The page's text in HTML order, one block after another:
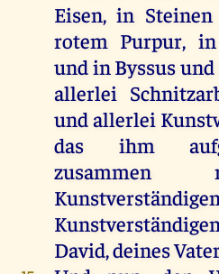
Eisen,in Steinen
rotem Purpur, in
undinByssusund
allerlei
undallerlei
das
ihm
zusammen
David,deines